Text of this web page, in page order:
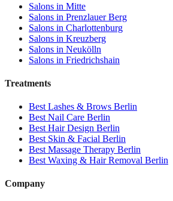
Salons in Mitte
Salons in Prenzlauer Berg
Salons in Charlottenburg
Salons in Kreuzberg
Salons in Neukölln
Salons in Friedrichshain
Treatments
Best Lashes & Brows Berlin
Best Nail Care Berlin
Best Hair Design Berlin
Best Skin & Facial Berlin
Best Massage Therapy Berlin
Best Waxing & Hair Removal Berlin
Company